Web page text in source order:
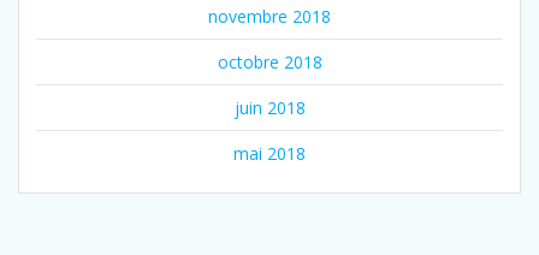
novembre 2018
octobre 2018
juin 2018
mai 2018